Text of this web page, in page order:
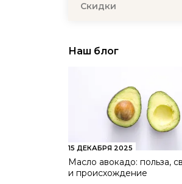
Скидки
Наш блог
15 ДЕКАБРЯ 2025
Масло авокадо: польза,
и происхождение